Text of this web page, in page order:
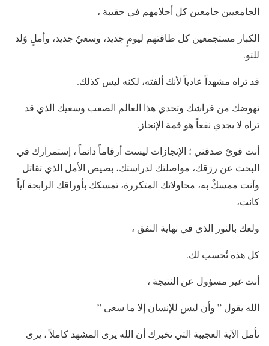
الجامعيين جامعين كل أحلامهم في حقيبة ،
الكبار مستجمعين كل طاقتهم ليومٍ جديد، وسعيٌ جديد، وأملٍ وُلد
للتو.
قد تراه مشهداً عادياً لأنك ألفته، لكنه ليس كذلك.
نهوضك من فراشك وتحدي هذا العالم الصعب وسعيك الذي قد
تراه لا يجدي نفعاً هو قمة الإنجاز.
أنت قويٌ صدقني ؛ الإنجازات ليست أرقاماً دائماً ، إستمرارك في
البحث عن رزقك، مواصلتك لدراستك، بصيص الأمل الذي تقاتل
وأنت ممسكٌ به، محاولاتك المتكررة، تمسكك بأوراقك الرابحة أياً
كانت،
ولعك بالنور الذي في نهاية النفق ،
كل هذه تُحسب لك.
أنت غير مسؤول عن النتيجة ،
الله يقول ” وأن ليس للإنسان إلا ما سعى ”
تأمل الآية العجيبة التي تخبرك أن الله يرى المشهد كاملاً ، يرى